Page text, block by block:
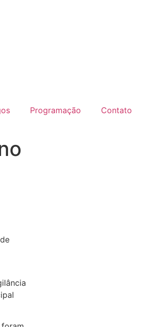
Programação Contato